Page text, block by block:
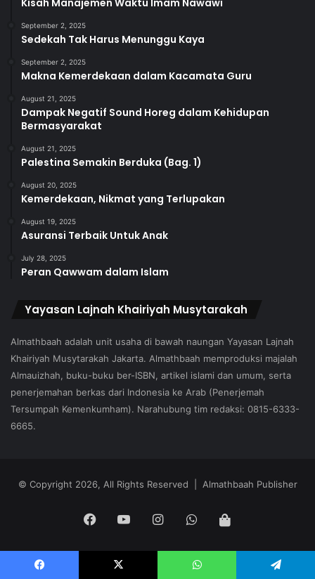
Kisah Manajemen Waktu Imam Nawawi
September 2, 2025
Sedekah Tak Harus Menunggu Kaya
September 2, 2025
Makna Kemerdekaan dalam Kacamata Guru
August 21, 2025
Dampak Negatif Sound Horeg dalam Kehidupan
Bermasyarakat
August 21, 2025
Palestina Semakin Berduka (Bag. 1)
August 20, 2025
Kemerdekaan, Nikmat yang Terlupakan
August 19, 2025
Asuransi Terbaik Untuk Anak
July 28, 2025
Peran Qawwam dalam Islam
Yayasan Lajnah Khairiyah Musytarakah
Almathbaah adalah unit usaha di bawah naungan Yayasan Lajnah
Khairiyah Musytarakah Jakarta. Almathbaah memproduksi majalah
Almauizhah, buku-buku ber-ISBN, artikel islami dan umum, serta
penerjemahan berkas dari Indonesia ke Arab (Penerjemah
Tersumpah Kemenkumham). Narahubung tim redaksi: 0815-6333-
6665.
© Copyright 2026, All Rights Reserved | Almathbaah Publisher
Facebook
YouTubeInstagramWhatsAppTokopedia